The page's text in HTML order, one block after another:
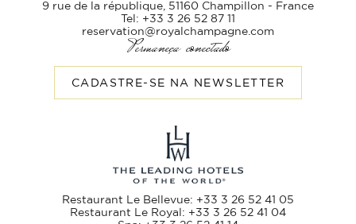
9 rue de la république, 51160 Champillon - France
Tel: +33 3 26 52 87 11
reservation@royalchampagne.com
Permaneça conectado
CADASTRE-SE NA NEWSLETTER
Restaurant Le Bellevue: +33 3 26 52 41 05
Restaurant Le Royal: +33 3 26 52 41 04